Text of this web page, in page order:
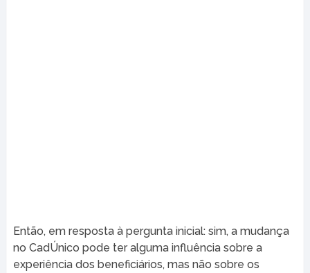
Então, em resposta à pergunta inicial: sim, a mudança
no CadÚnico pode ter alguma influência sobre a
experiência dos beneficiários, mas não sobre os